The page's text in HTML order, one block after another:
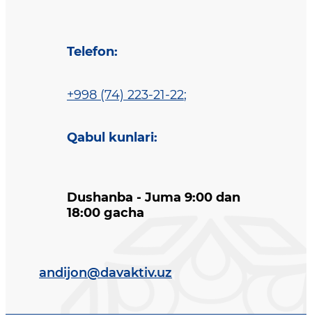
Telefon:
+998 (74) 223-21-22;
Qabul kunlari:
Dushanba - Juma 9:00 dan
18:00 gacha
andijon@davaktiv.uz